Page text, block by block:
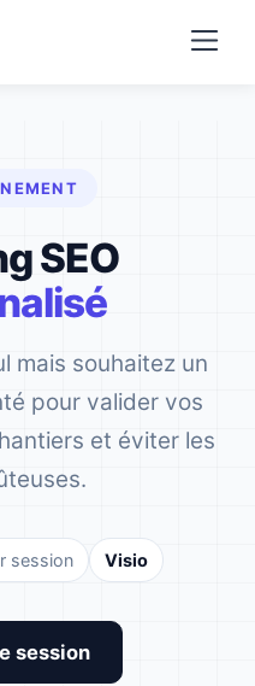
SEO
mais souhaitez un
pour valider vos
et éviter les
session Visio
session